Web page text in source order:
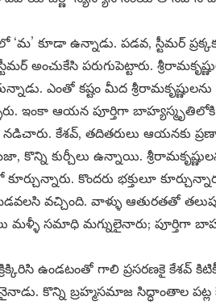
కూడా ఉన్నాడు. పడవ, స్టీమర్
అంచుకేసి పరుగుపెట్టారు.
ఎంతో కష్టం మీద
ఇంకా ఆయన పూర్తిగా
కేశవ్, తదితరులు ఆయనకు
కొన్ని కుర్చీలు ఉన్నాయి.
కూర్చున్నారు. కొందరు భక్తులూ
వచ్చింది. వాళ్ళు ఆతురతతో
మళ్ళీ సమాధి మగ్నులైనారు; పూర్తిగా
ఉండటంతో గాలి ప్రసరణకై కేశవ్
కొన్ని బ్రహ్మసమాజ సిద్ధాంతాల